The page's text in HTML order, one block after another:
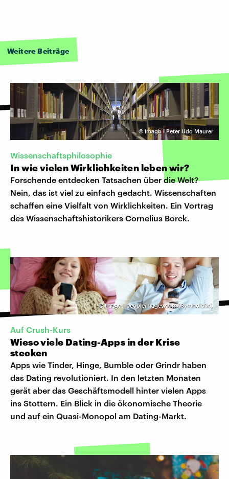
Weitere Beiträge
© Imago I Peter Udo Maurer
Wissenschaftsphilosophie
In wie vielen Wirklichkeiten leben wir?
Forschende entdecken Tatsachen über die Welt?
Nein, das ist viel zu einfach gedacht. Wissenschaften
schaffen eine Vielfalt von Wirklichkeiten. Ein Vortrag
des Wissenschaftshistorikers Cornelius Borck.
©Imago | peopleimages.com (Symbolbild)
Auf Crush-Kurs
Wieso viele Dating-Apps in der Krise
stecken
Apps wie Tinder, Hinge, Bumble oder Grindr haben
das Dating revolutioniert. In den letzten Monaten
gerät aber das Geschäftsmodell hinter vielen Apps
ins Stottern. Ein Blick in die ökonomische Theorie
und auf ein Quasi-Monopol am Dating-Markt.